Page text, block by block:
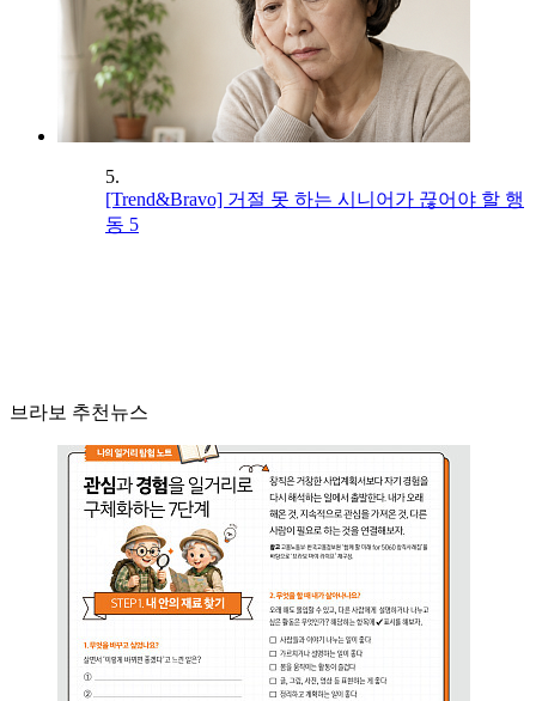
5.
[Trend&Bravo] 거절 못 하는 시니어가 끊어야 할 행
동 5
브라보 추천뉴스